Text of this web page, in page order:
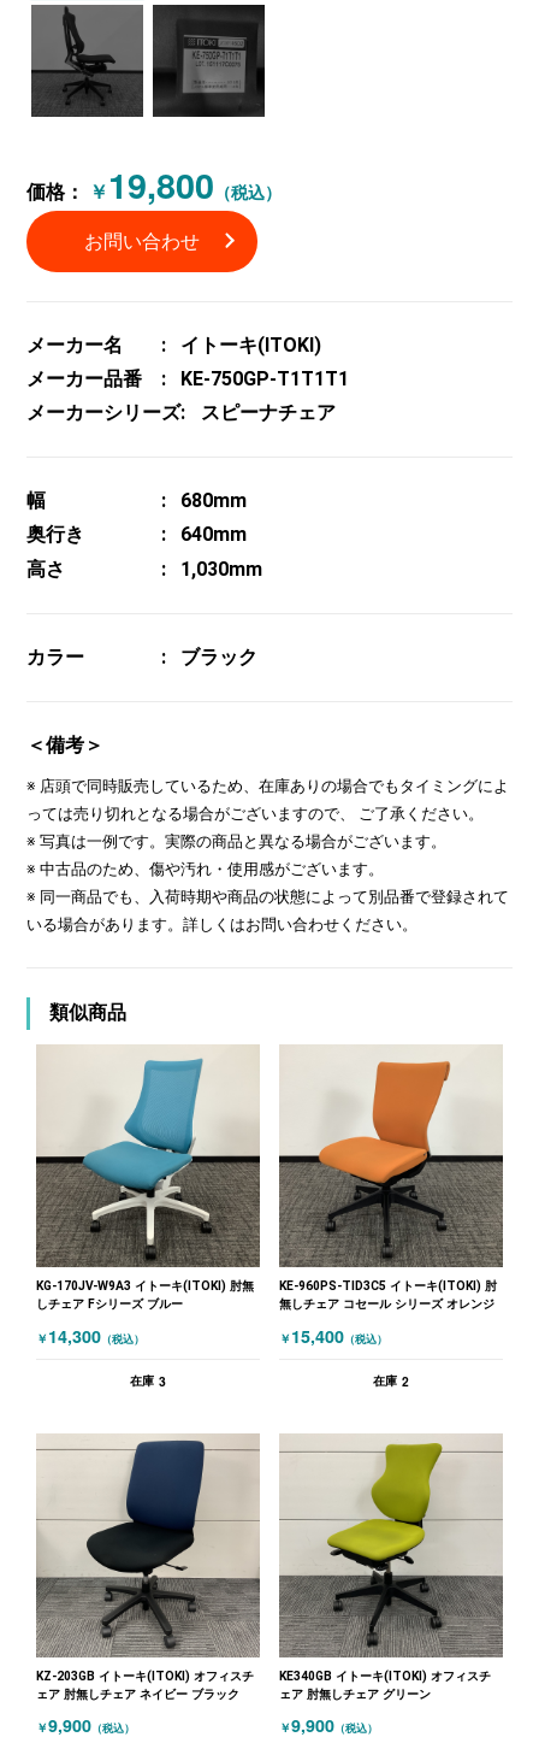
価格： ￥ 19,800 （税込）
お問い合わせ
メーカー名
イトーキ(ITOKI)
メーカー品番
KE-750GP-T1T1T1
メーカーシリーズ
スピーナチェア
幅
680mm
奥行き
640mm
高さ
1,030mm
カラー ブラック
＜備考＞
※ 店頭で同時販売しているため、在庫ありの場合でもタイミングによ
っては売り切れとなる場合がございますので、 ご了承ください。
※ 写真は一例です。実際の商品と異なる場合がございます。
※ 中古品のため、傷や汚れ・使用感がございます。
※ 同一商品でも、入荷時期や商品の状態によって別品番で登録されて
いる場合があります。詳しくはお問い合わせください。
類似商品
KG-170JV-W9A3 イトーキ(ITOKI) 肘無
しチェア Fシリーズ ブルー
￥ 14,300 （税込）
在庫 3
KE-960PS-TID3C5 イトーキ(ITOKI) 肘
無しチェア コセール シリーズ オレンジ
￥ 15,400 （税込）
在庫 2
KZ-203GB イトーキ(ITOKI) オフィスチ
ェア 肘無しチェア ネイビー ブラック
￥9,900 （税込）
KE340GB イトーキ(ITOKI) オフィスチ
ェア 肘無しチェア グリーン
￥9,900 （税込）